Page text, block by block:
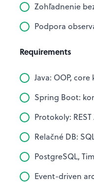
Zohľadnenie
Podpora
Requirements
Java: OOP,
Spring Boot:
Protokoly:
Relačné DB:
PostgreSQL,
Event-driven